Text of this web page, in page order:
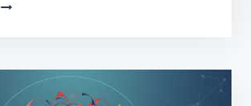
¿QUÉ
CONFIRMACIÓN